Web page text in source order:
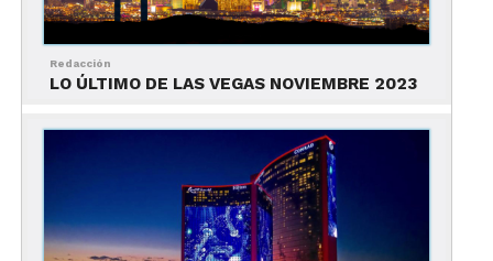
sus expectativas; mientras que el 46% dijo que
solamente fueron cumplidas estas expectativas.
Redacción
LO ÚLTIMO DE LAS VEGAS NOVIEMBRE 2023